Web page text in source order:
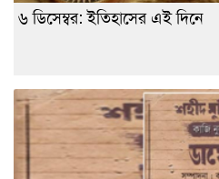
৬ ডিসেম্বর: ইতিহাসের এই দিনে